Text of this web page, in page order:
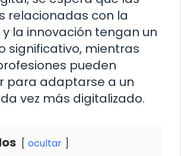
relacionadas con la
la innovación tengan un
significativo, mientras
pueden
para adaptarse a un
vez más digitalizado.
ocultar